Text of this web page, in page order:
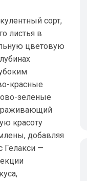
сорт,
листья в
цветовую
красные
зеленые
красоту
добавляя
Гелакси —